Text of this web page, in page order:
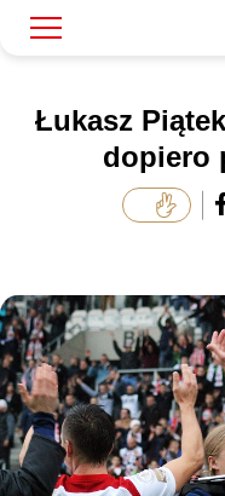
Klub
Akademia
Biznes
Łukasz
dopiero